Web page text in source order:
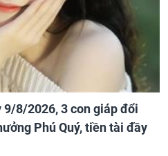
9/8/2026, 3 con giáp đổi
Phú Quý, tiền tài đầy